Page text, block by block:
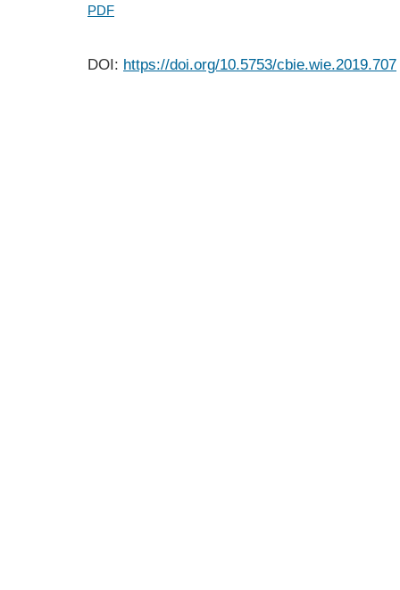
PDF
DOI: https://doi.org/10.5753/cbie.wie.2019.707